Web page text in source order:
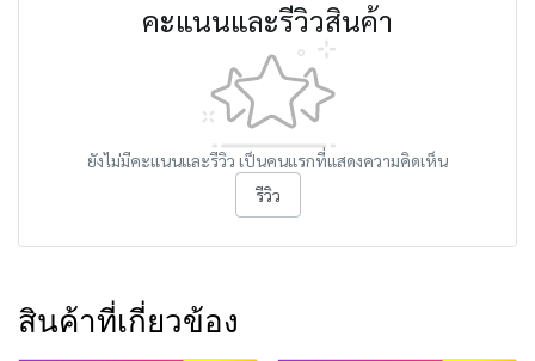
คะแนนและรีวิวสินค้า
ยังไม่มีคะแนนและรีวิว เป็นคนแรกที่แสดงความคิดเห็น
รีวิว
สินค้าที่เกี่ยวข้อง